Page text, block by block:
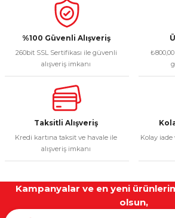
%100 Güvenli Alışveriş
260bit SSL Sertifikası ile güvenli
alışveriş imkanı
Taksitli Alışveriş
Kredi kartına taksit ve havale ile
alışveriş imkanı
Kolay iade
Kampanyalar ve en yeni
olsun,